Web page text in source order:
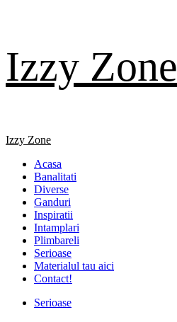
content
Izzy Zone
Primary
Izzy Zone
Acasa
Banalitati
Diverse
Ganduri
Inspiratii
Intamplari
Plimbareli
Serioase
Materialul tau aici
Contact!
Serioase